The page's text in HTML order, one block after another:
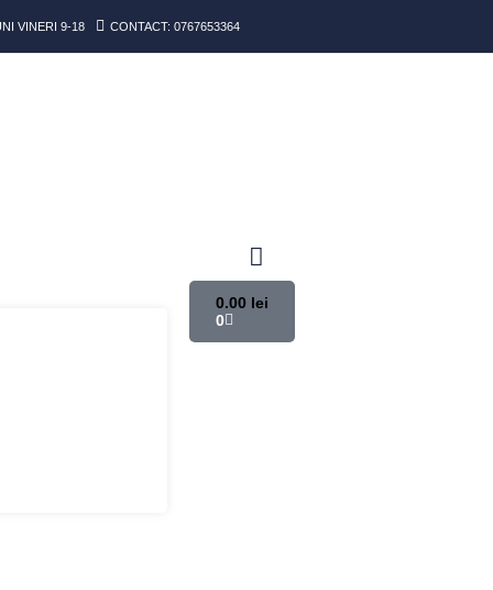
VINERI 9-18 CONTACT: 0767653364
0.00 lei
0